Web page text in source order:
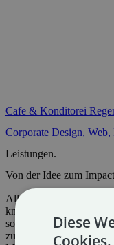
Cafe & Konditorei
Corporate Design, Web,
Leistungen.
Von der Idee zum
Alles beginnt mit einer
knallen. Und wir
sondern für den
zum fertigen Produkt –
Diese
Cookies.